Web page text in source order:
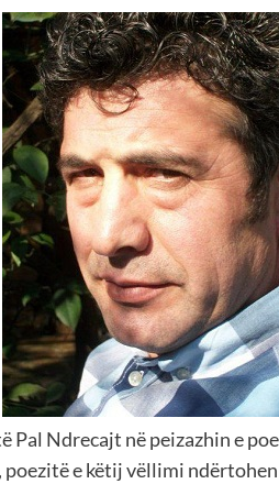
Pal Ndrecajt në peizazhin e
e këtij vëllimi